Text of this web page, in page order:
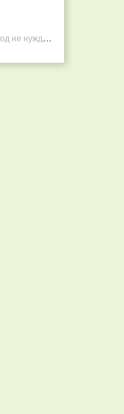
Горжусь тем, что моя семья круглый год не нуждается в покупных витаминах